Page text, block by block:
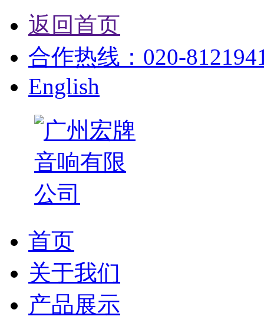
返回首页
合作热线：020-
English
首页
关于我们
产品展示